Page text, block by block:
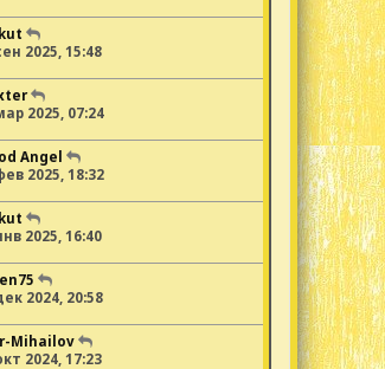
2025, 15:48
2025, 07:24
Angel
2025, 18:32
2025, 16:40
2024, 20:58
Mihailov
2024, 17:23